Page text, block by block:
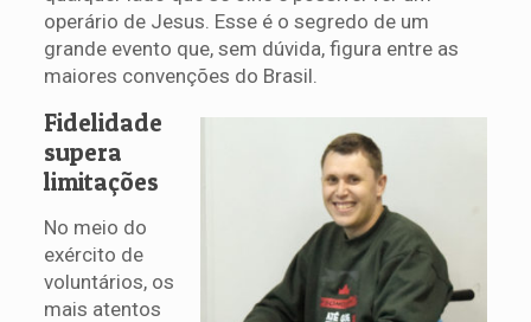
operário de Jesus. Esse é o segredo de um
grande evento que, sem dúvida, figura entre as
maiores convenções do Brasil.
Fidelidade
supera
limitações
No meio do
exército de
voluntários, os
mais atentos